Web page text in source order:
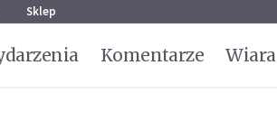
Sklep
Komentarze Wiara